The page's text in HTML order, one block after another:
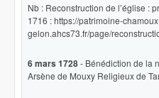
Nb : Reconstruction de l’église :
1716 : https://patrimoine-
gelon.ahcs73.fr/page/
6 mars 1728- Bénédiction de la
Arsène de Mouxy Religieux de